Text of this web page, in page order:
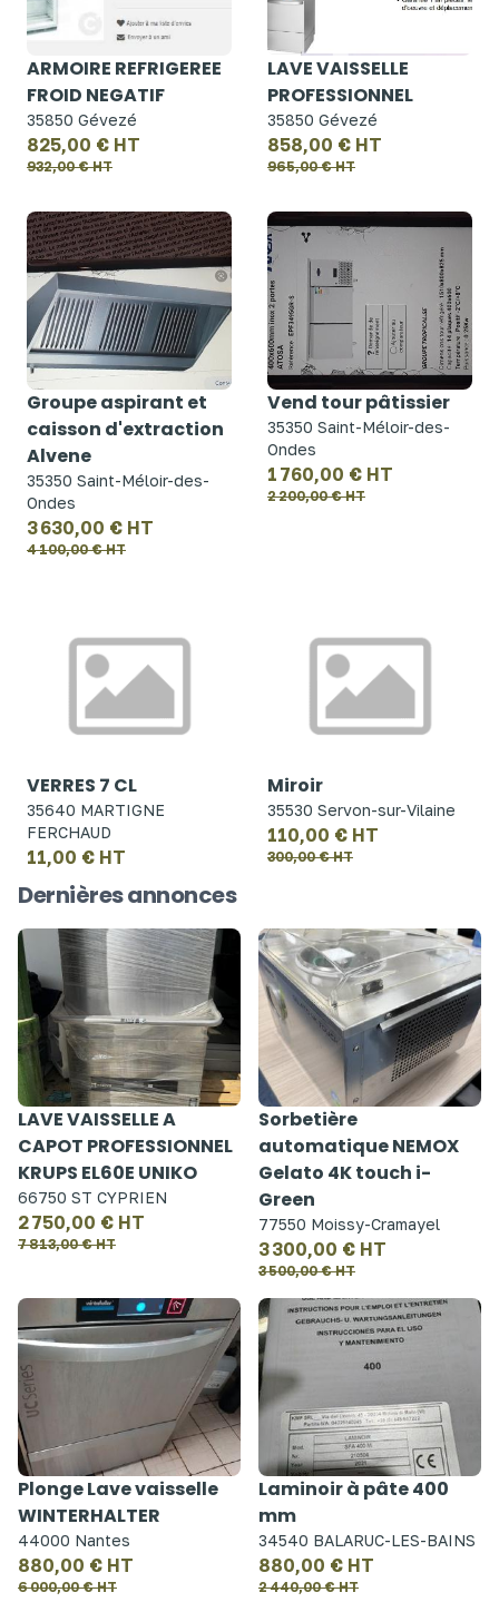
ARMOIRE REFRIGEREE
FROID NEGATIF
35850 Gévezé
825,00 € HT
932,00 € HT
LAVE VAISSELLE
PROFESSIONNEL
35850 Gévezé
858,00 € HT
965,00 € HT
Groupe aspirant et
caisson d'extraction
Alvene
35350 Saint-Méloir-des-
Ondes
3 630,00 € HT
4 100,00 € HT
Vend tour pâtissier
35350 Saint-Méloir-des-
Ondes
1 760,00 € HT
2 200,00 € HT
VERRES 7 CL
35640 MARTIGNE
FERCHAUD
11,00 € HT
Miroir
35530 Servon-sur-Vilaine
110,00 € HT
300,00 € HT
Dernières annonces
LAVE VAISSELLE A
CAPOT PROFESSIONNEL
KRUPS EL60E UNIKO
66750 ST CYPRIEN
2 750,00 € HT
7 813,00 € HT
Sorbetière
automatique NEMOX
Gelato 4K touch i-
Green
77550 Moissy-Cramayel
3 300,00 € HT
3 500,00 € HT
Plonge Lave vaisselle
WINTERHALTER
44000 Nantes
880,00 € HT
6 000,00 € HT
Laminoir à pâte 400
mm
34540 BALARUC-LES-BAINS
880,00 € HT
2 440,00 € HT